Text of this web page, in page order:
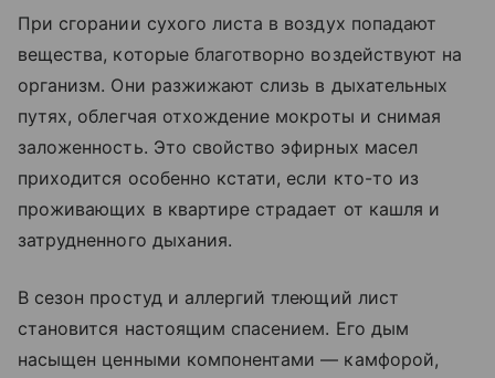
При сгорании сухого листа в воздух попадают
вещества, которые благотворно воздействуют на
организм. Они разжижают слизь в дыхательных
путях, облегчая отхождение мокроты и снимая
заложенность. Это свойство эфирных масел
приходится особенно кстати, если кто-то из
проживающих в квартире страдает от кашля и
затрудненного дыхания.
В сезон простуд и аллергий тлеющий лист
становится настоящим спасением. Его дым
насыщен ценными компонентами — камфорой,